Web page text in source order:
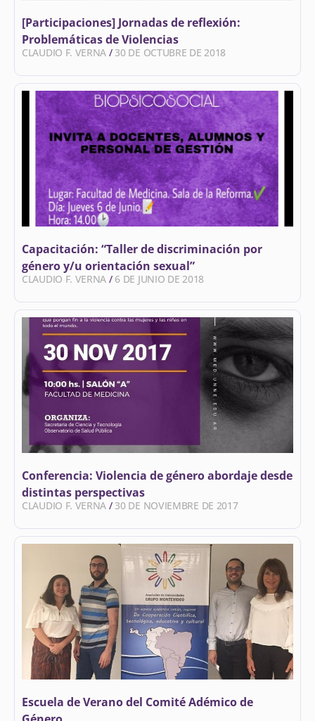
[Participaciones] Jornadas de reflexión:
Problemáticas de Violencias
CLAUDIO F. VERNA 30 DE OCTUBRE DE 2018
Capacitación: “Taller de discriminación por
género y/u orientación sexual”
CLAUDIO F. VERNA 6 DE JUNIO DE 2018
Conferencia: Violencia de género abordaje desde
distintas perspectivas
CLAUDIO F. VERNA 30 DE NOVIEMBRE DE 2017
Escuela de Verano del Comité Adémico de